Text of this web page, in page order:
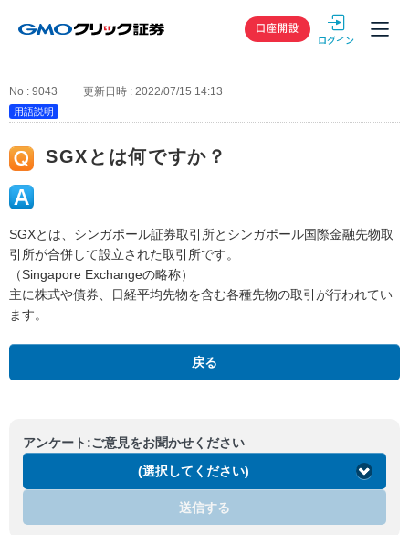
GMOクリック
口座開設
No : 9043 更新日時 : 2022/07/15 14:13
用語説明
SGXとは何ですか？
SGXとは、シンガポール証券取引所とシンガポール国際金融先物取
引所が合併して設立された取引所です。
（Singapore Exchangeの略称）
主に株式や債券、日経平均先物を含む各種先物の取引が行われてい
ます。
戻る
アンケート:ご意見をお聞かせください
(選択してください)
送信する